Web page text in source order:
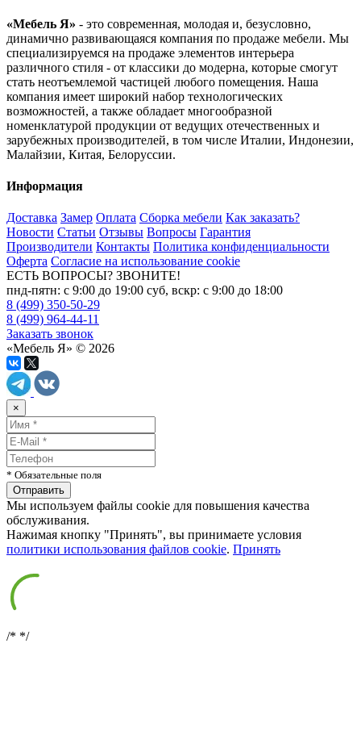
«Мебель Я» - это современная, молодая и, безусловно,
динамично развивающаяся компания по продаже мебели. Мы
специализируемся на продаже элементов интерьера
различного стиля - от классики до модерна, которые смогут
стать неотъемлемой частицей любого помещения. Наша
компания имеет широкий набор технологических
возможностей, а также обладает многообразной
номенклатурой продукции от ведущих отечественных и
зарубежных производителей, в том числе Италии, Индонезии,
Малайзии, Китая, Белоруссии.
Информация
Доставка Замер Оплата Сборка мебели Как заказать?
Новости Статьи Отзывы Вопросы Гарантия
Производители Контакты Политика конфиденциальности
Оферта Согласие на использование cookie
ЕСТЬ ВОПРОСЫ? ЗВОНИТЕ!
пнд-пятн: с 9:00 до 19:00 суб, вскр: с 9:00 до 18:00
8 (499) 350-50-29
8 (499) 964-44-11
Заказать звонок
«Мебель Я» © 2026
×
* Обязательные поля
Мы используем файлы cookie для повышения качества
обслуживания.
Нажимая кнопку "Принять", вы принимаете условия
политики использования файлов cookie. Принять
/* */